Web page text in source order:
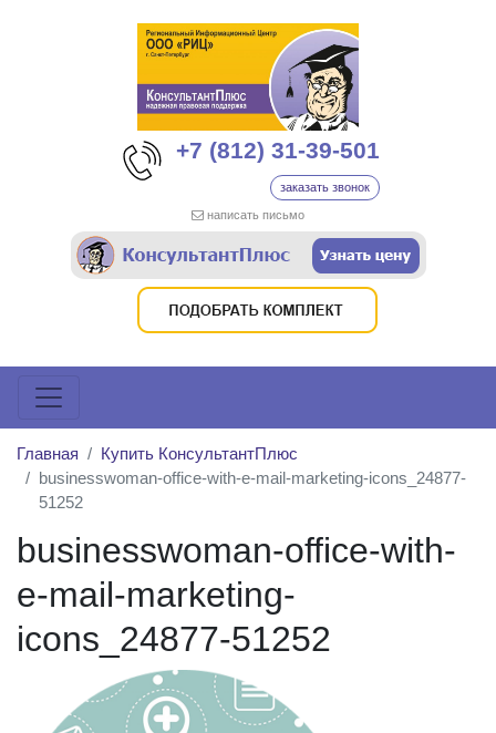
+7 (812) 31-39-501
заказать звонок
написать письмо
Главная
Купить КонсультантПлюс
businesswoman-office-with-e-mail-marketing-icons_24877-
51252
businesswoman-office-with-
e-mail-marketing-
icons_24877-51252